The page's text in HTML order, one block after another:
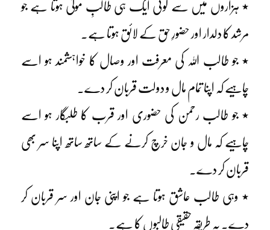
٭ ہزاروں میں سے کوئی ایک ہی طالبِ مولیٰ ہوتا ہے جو
مرشد کا دلدار اور حضورِ حق کے لائق ہوتا ہے۔
٭ جو طالب اللہ کی معرفت اور وصال کا خواہشمند ہو اسے
چاہیے کہ اپنا تمام مال و دولت قربان کر دے۔
٭ جو طالب رحمن کی حضوری اور قرب کا طلبگار ہو اسے
چاہیے کہ مال و جان خرچ کرنے کے ساتھ ساتھ اپنا سر بھی
قربان کر دے۔
٭ وہی طالب عاشق ہوتا ہے جو اپنی جان اور سر قربان کر
دے۔ یہ طریقہ حقیقی طالبوں کا ہے۔